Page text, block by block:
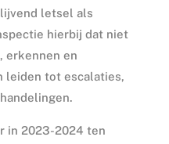
letsel als
hierbij dat niet
erkennen en
leiden tot escalaties,
in 2023-2024 ten